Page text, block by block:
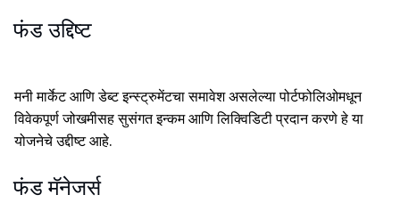
फंड उद्दिष्ट
मनी मार्केट आणि डेब्ट इन्स्ट्रुमेंटचा समावेश असलेल्या पोर्टफोलिओमधून
विवेकपूर्ण जोखमीसह सुसंगत इन्कम आणि लिक्विडिटी प्रदान करणे हे या
योजनेचे उद्दीष्ट आहे.
फंड मॅनेजर्स